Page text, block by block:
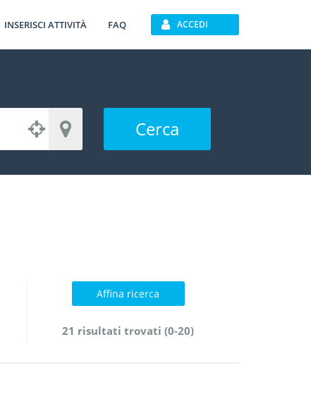
INSERISCI ATTIVITÀ FAQ ACCEDI
Cerca
Affina ricerca
21 risultati trovati (0-20)